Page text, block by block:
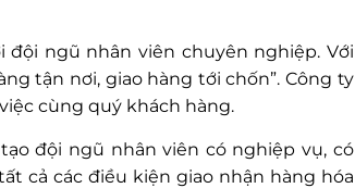
đội ngũ nhân viên chuyên nghiệp. Với
tận nơi, giao hàng tới chốn”. Công ty
cùng quý khách hàng.
đội ngũ nhân viên có nghiệp vụ, có
cả các điều kiện giao nhận hàng hóa